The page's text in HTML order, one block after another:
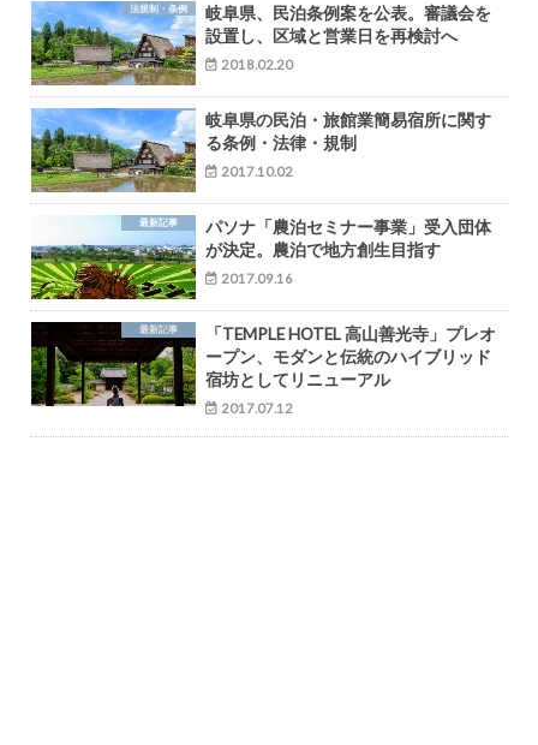
法規制・条例
岐阜県、民泊条例案を公表。審議会を
設置し、区域と営業日を再検討へ
2018.02.20
岐阜県の民泊・旅館業簡易宿所に関す
る条例・法律・規制
2017.10.02
最新記事
パソナ「農泊セミナー事業」受入団体
が決定。農泊で地方創生目指す
2017.09.16
最新記事
「TEMPLE HOTEL 高山善光寺」プレオ
ープン、モダンと伝統のハイブリッド
宿坊としてリニューアル
2017.07.12